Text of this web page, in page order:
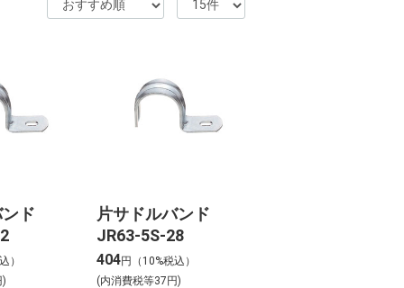
ド
）
)
片サドルバンド
JR63-5S-28
404円（10%税込）
(内消費税等37円)